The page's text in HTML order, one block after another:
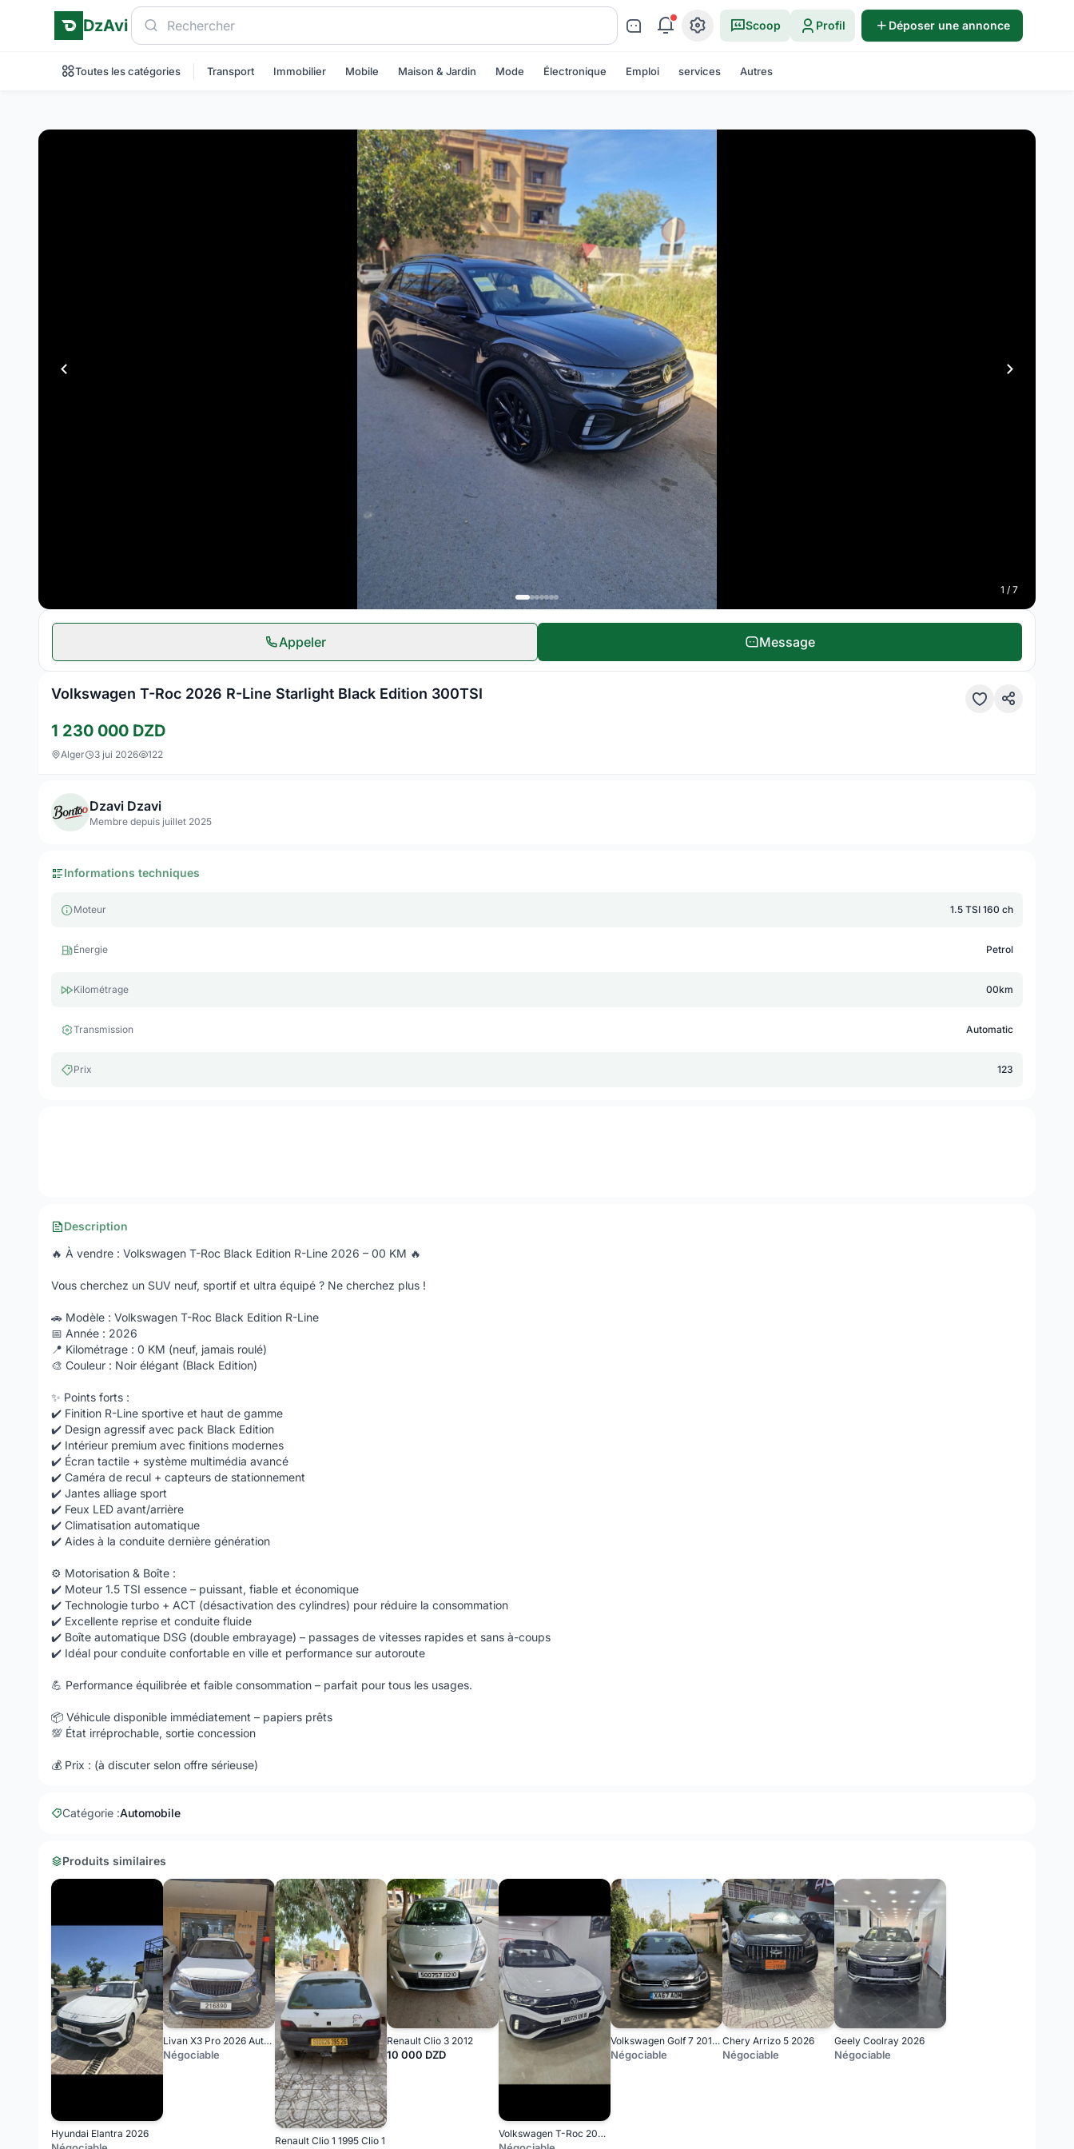
DzAvi Scoop Profil Déposer une annonce
Toutes les catégories Transport Immobilier Mobile Maison & Jardin Mode Électronique Emploi services Autres
1 / 7
Volkswagen T-Roc 2026 R-Line Starlight Black Edition 300TSI
1 230 000 DZD
Alger 3 jui 2026 122
Dzavi Dzavi
Membre depuis juillet 2025
Informations techniques
Moteur 1.5 TSI 160 ch
Énergie Petrol
Kilométrage 00km
Transmission Automatic
Prix 123
Description
🔥 À vendre : Volkswagen T-Roc Black Edition R-Line 2026 – 00 KM 🔥
Vous cherchez un SUV neuf, sportif et ultra équipé ? Ne cherchez plus !
🚗 Modèle : Volkswagen T-Roc Black Edition R-Line
📅 Année : 2026
📍 Kilométrage : 0 KM (neuf, jamais roulé)
🎨 Couleur : Noir élégant (Black Edition)
✨ Points forts :
✔️ Finition R-Line sportive et haut de gamme
✔️ Design agressif avec pack Black Edition
✔️ Intérieur premium avec finitions modernes
✔️ Écran tactile + système multimédia avancé
✔️ Caméra de recul + capteurs de stationnement
✔️ Jantes alliage sport
✔️ Feux LED avant/arrière
✔️ Climatisation automatique
✔️ Aides à la conduite dernière génération
⚙️ Motorisation & Boîte :
✔️ Moteur 1.5 TSI essence – puissant, fiable et économique
✔️ Technologie turbo + ACT (désactivation des cylindres) pour réduire la consommation
✔️ Excellente reprise et conduite fluide
✔️ Boîte automatique DSG (double embrayage) – passages de vitesses rapides et sans à-coups
✔️ Idéal pour conduite confortable en ville et performance sur autoroute
💪 Performance équilibrée et faible consommation – parfait pour tous les usages.
📦 Véhicule disponible immédiatement – papiers prêts
💯 État irréprochable, sortie concession
💰 Prix : (à discuter selon offre sérieuse)
Catégorie :Automobile
Produits similaires
Hyundai Elantra 2026
Livan X3 Pro 2026 Automatique (Avec toi ouvrant )
Négociable
Renault Clio 1 1995 Clio 1
Renault Clio 3 2012
10 000 DZD
Volkswagen T-Roc 2026 R-Line
Volkswagen Golf 7 2018 Carat
Négociable
Chery Arrizo 5 2026
Négociable
Geely Coolray 2026
Négociable
Appeler Message